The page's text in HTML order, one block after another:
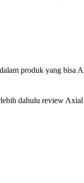
produk yang
dahulu review